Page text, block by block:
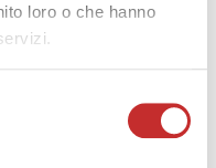
loro o che hanno